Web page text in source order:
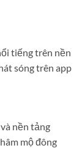
tiếng trên nền
sóng trên app
nền tảng
mộ đông